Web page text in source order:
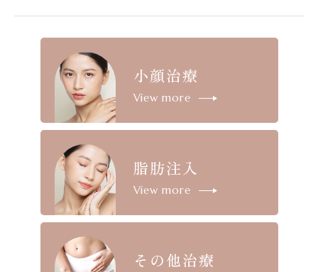
小顔治療
View more
脂肪注入
View more
その他治療